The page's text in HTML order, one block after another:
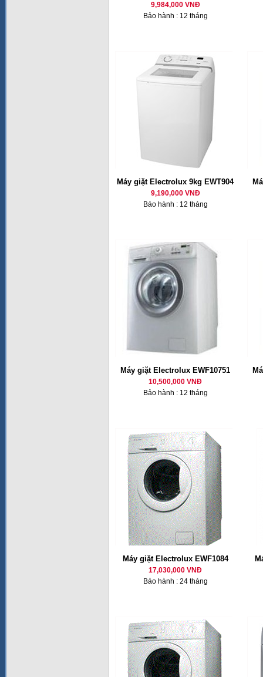
9,984,000 VNĐ
Bảo hành : 12 tháng
Máy giặt Electrolux 9kg EWT904
9,190,000 VNĐ
Bảo hành : 12 tháng
Máy giặt Electrolux EWF10751
10,500,000 VNĐ
Bảo hành : 12 tháng
Máy giặt Electrolux EWF1084
17,030,000 VNĐ
Bảo hành : 24 tháng